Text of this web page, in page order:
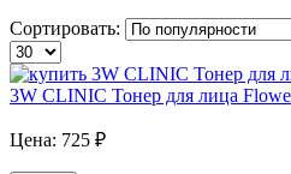
Сортировать:
3W CLINIC Тонер для лица
Цена: 725 ₽